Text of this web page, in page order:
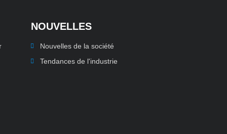
NOUVELLES
Nouvelles de la société
Tendances de l'industrie